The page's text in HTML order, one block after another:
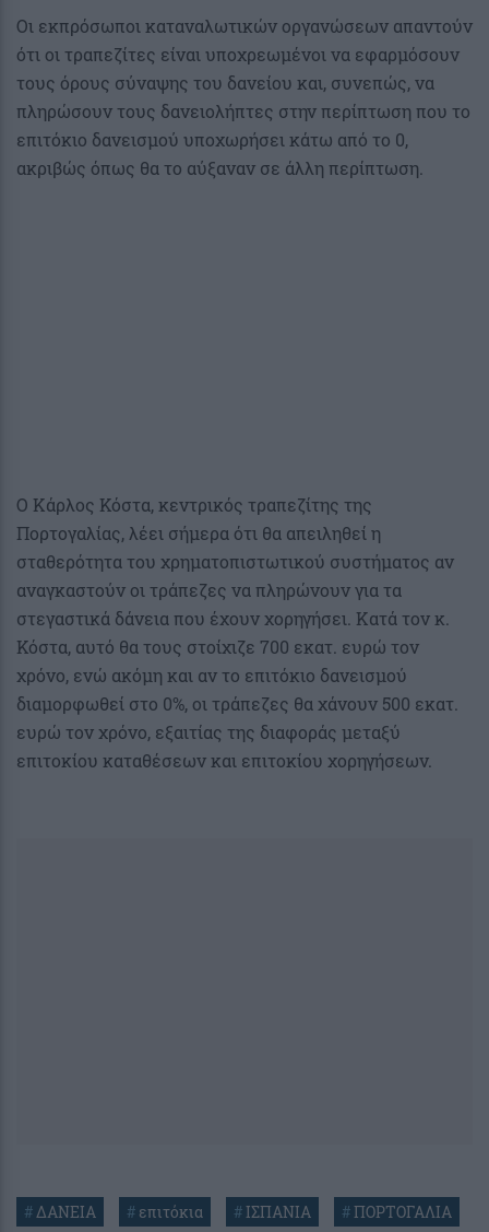
Οι εκπρόσωποι καταναλωτικών οργανώσεων απαντούν
ότι οι τραπεζίτες είναι υποχρεωμένοι να εφαρμόσουν
τους όρους σύναψης του δανείου και, συνεπώς, να
πληρώσουν τους δανειολήπτες στην περίπτωση που το
επιτόκιο δανεισμού υποχωρήσει κάτω από το 0,
ακριβώς όπως θα το αύξαναν σε άλλη περίπτωση.
Ο Κάρλος Κόστα, κεντρικός τραπεζίτης της
Πορτογαλίας, λέει σήμερα ότι θα απειληθεί η
σταθερότητα του χρηματοπιστωτικού συστήματος αν
αναγκαστούν οι τράπεζες να πληρώνουν για τα
στεγαστικά δάνεια που έχουν χορηγήσει. Κατά τον κ.
Κόστα, αυτό θα τους στοίχιζε 700 εκατ. ευρώ τον
χρόνο, ενώ ακόμη και αν το επιτόκιο δανεισμού
διαμορφωθεί στο 0%, οι τράπεζες θα χάνουν 500 εκατ.
ευρώ τον χρόνο, εξαιτίας της διαφοράς μεταξύ
επιτοκίου καταθέσεων και επιτοκίου χορηγήσεων.
#ΔΑΝΕΙΑ # επιτόκια #ΙΣΠΑΝΙΑ #ΠΟΡΤΟΓΑΛΙΑ